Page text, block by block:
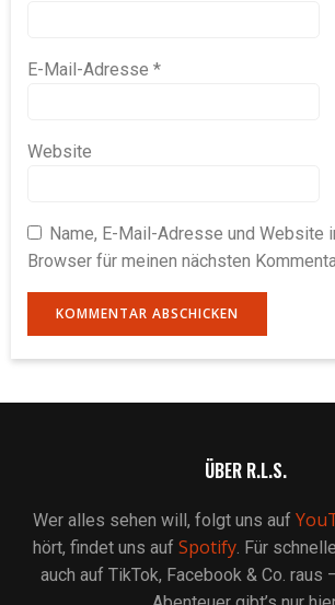
E-Mail-Adresse *
Website
Name, E-Mail-Adresse und Website
Browser für meinen nächsten
ÜBER R.L.S.
Wer alles sehen will, folgt uns auf
hört, findet uns auf Spotify. Für
auch auf TikTok, Facebook & Co. raus